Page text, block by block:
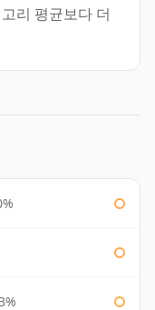
리 평균보다 더